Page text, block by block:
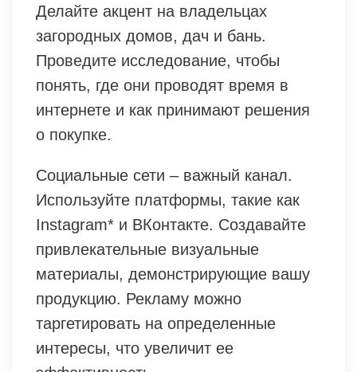
Делайте акцент на владельцах
загородных домов, дач и бань.
Проведите исследование, чтобы
понять, где они проводят время в
интернете и как принимают решения
о покупке.
Социальные сети – важный канал.
Используйте платформы, такие как
Instagram* и ВКонтакте. Создавайте
привлекательные визуальные
материалы, демонстрирующие вашу
продукцию. Рекламу можно
таргетировать на определенные
интересы, что увеличит ее